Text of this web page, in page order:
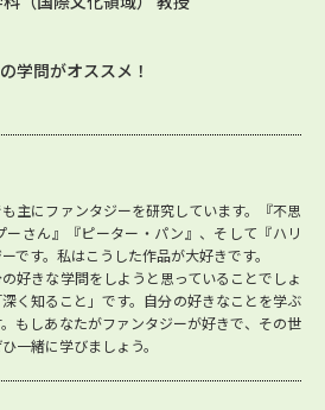
学問がオススメ！
主にファンタジーを研究しています。『不思
さん』『ピーター・パン』、そして『ハリ
です。私はこうした作品が大好きです。
好きな学問をしようと思っていることでしょ
く知ること」です。自分の好きなことを学ぶ
もしあなたがファンタジーが好きで、その世
一緒に学びましょう。